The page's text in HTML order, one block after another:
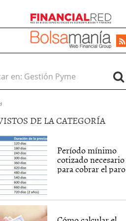
en:
DE LA CATEGORÍA
Período mínimo
cotizado necesario
para cobrar el paro